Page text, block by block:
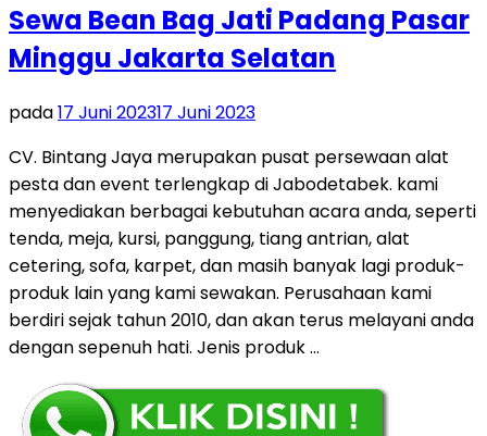
Sewa Bean Bag Jati Padang Pasar
Minggu Jakarta Selatan
pada17 Juni 202317 Juni 2023
CV. Bintang Jaya merupakan pusat persewaan alat
pesta dan event terlengkap di Jabodetabek. kami
menyediakan berbagai kebutuhan acara anda, seperti
tenda, meja, kursi, panggung, tiang antrian, alat
cetering, sofa, karpet, dan masih banyak lagi produk-
produk lain yang kami sewakan. Perusahaan kami
berdiri sejak tahun 2010, dan akan terus melayani anda
dengan sepenuh hati. Jenis produk …